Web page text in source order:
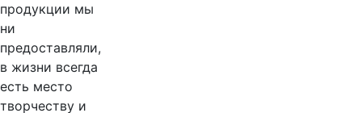
продукции мы
ни
предоставляли,
в жизни всегда
есть место
творчеству и